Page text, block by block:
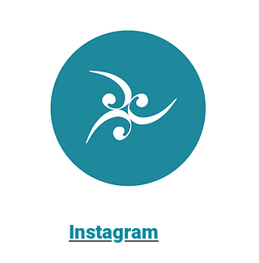
Instagram